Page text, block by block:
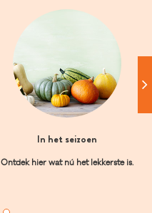
In het seizoen
Ontdek hier wat nú het lekkerste is.